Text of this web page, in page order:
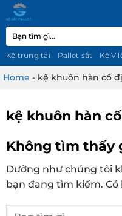
qua
nội
dung
Tìm
kiếm:
Kệ trung tải Pallet sắt Kệ V
Home - kệ khuôn hàn cố
kệ khuôn hàn
Không tìm thấy
Dường như chúng tôi
bạn đang tìm kiếm.